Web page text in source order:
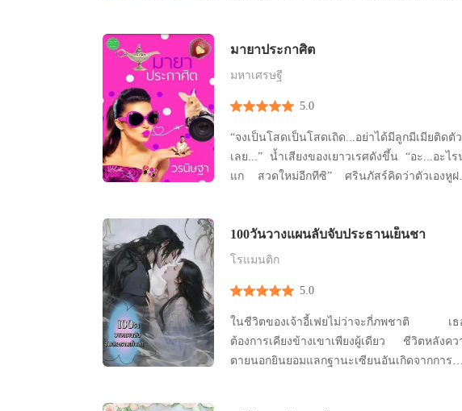
บำเรอ ที่ยิ่งนับวันความเร่าร้อนของจำเลย จะยิ่
ทำให้โจทก์หวั่นไหว และโขกสับหล่อนยิ่งกว่าทา
มายาประกาศิต
มหาเศรษฐี
5.0
“จงเป็นโสดเป็นโสดเถิด...อย่าได้มีลูกมีเมียติดตัว
เลย...” น้ำเสียงของเยาวเรศดังขึ้น “อะ...อะไร
แก สวดใหม่อีกทีซิ” ศรินภัสร์คิดว่าตัวเองหูฝ
โสดเถิด...อย่าได้มีลูกมีเมียติดตัวเลย... ท่องตา
ฉันด้วย” เยาวเรศหัน
100วันวางแผนลับจับประธานเย็นชา
โรแมนติก
5.0
ในชีวิตของเจ้าอี้เฟยไม่ว่าจะกี่ภพชาติ เธ
ต้องการเคียงข้างเขาเพียงผู้เดียว ชีวิตหลังคว
ตายนอกยินยอมแลกฐานะเซียนอันเกิดจากการ